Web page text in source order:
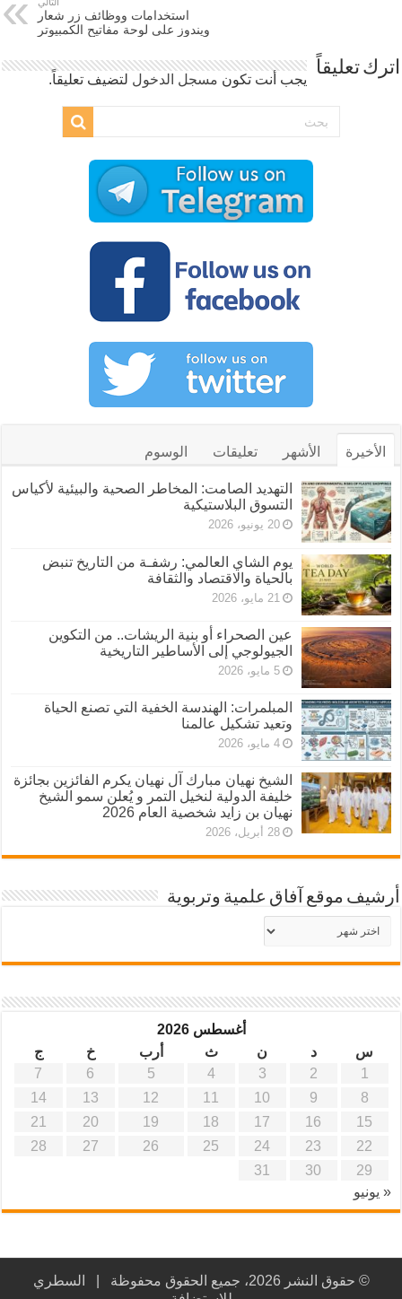
التالي
استخدامات ووظائف زر شعار
ويندوز على لوحة مفاتيح الكمبيوتر
اترك تعليقاً
يجب أنت تكون مسجل الدخول لتضيف تعليقاً.
الأخيرة الأشهر تعليقات الوسوم
التهديد الصامت: المخاطر الصحية والبيئية لأكياس
التسوق البلاستيكية
20 يونيو، 2026
يوم الشاي العالمي: رشفـة من التاريخ تنبض
بالحياة والاقتصاد والثقافة
21 مايو، 2026
عين الصحراء أو بنية الريشات.. من التكوين
الجيولوجي إلى الأساطير التاريخية
5 مايو، 2026
المبلمرات: الهندسة الخفية التي تصنع الحياة
وتعيد تشكيل عالمنا
4 مايو، 2026
الشيخ نهيان مبارك آل نهيان يكرم الفائزين بجائزة
خليفة الدولية لنخيل التمر و يُعلن سمو الشيخ
نهيان بن زايد شخصية العام 2026
28 أبريل، 2026
أرشيف موقع آفاق علمية وتربوية
أرشيف
موقع
أغسطس 2026
س
د ن ث أرب خ
ج
1
2
3
4
5
6
7
8
9
10
11
12
13
14
15
16
17
18
19
20
21
22
23
24
25
26
27
28
29
30
31
« يونيو
© حقوق النشر 2026، جميع الحقوق محفوظة |
السطري